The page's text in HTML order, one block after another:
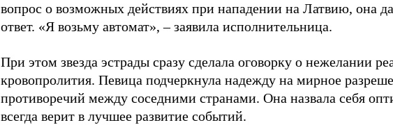
вопрос о возможных действиях при нападении на Латвию, она
ответ. «Я возьму автомат», – заявила исполнительница.
При этом звезда эстрады сразу сделала оговорку о нежелании
кровопролития. Певица подчеркнула надежду на мирное
противоречий между соседними странами. Она назвала себя
всегда верит в лучшее развитие событий.